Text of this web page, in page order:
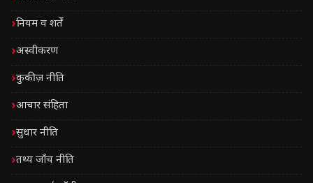
नियम व शर्तें
अस्वीकरण
कुकीज़ नीति
आचार संहिता
सुधार नीति
तथ्य जाँच नीति